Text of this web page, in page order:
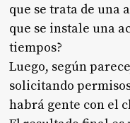
que se trata de una
que se instale una
tiempos?
Luego, según
solicitando
habrá gente con el